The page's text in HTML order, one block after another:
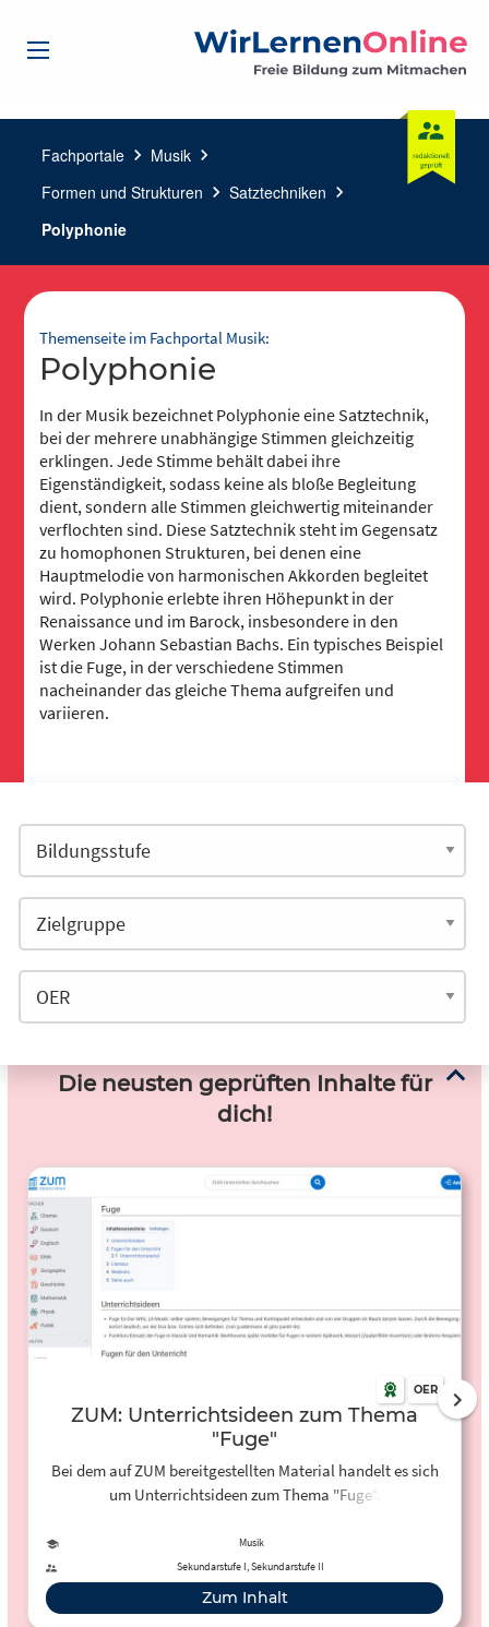
Fachportale chevron_right Musik chevron_right
Formen und Strukturen chevron_right Satztechniken chevron_right
Polyphonie
Themenseite im Fachportal Musik:
Polyphonie
In der Musik bezeichnet Polyphonie eine Satztechnik,
bei der mehrere unabhängige Stimmen gleichzeitig
erklingen. Jede Stimme behält dabei ihre
Eigenständigkeit, sodass keine als bloße Begleitung
dient, sondern alle Stimmen gleichwertig miteinander
verflochten sind. Diese Satztechnik steht im Gegensatz
zu homophonen Strukturen, bei denen eine
Hauptmelodie von harmonischen Akkorden begleitet
wird. Polyphonie erlebte ihren Höhepunkt in der
Renaissance und im Barock, insbesondere in den
Werken Johann Sebastian Bachs. Ein typisches Beispiel
ist die Fuge, in der verschiedene Stimmen
nacheinander das gleiche Thema aufgreifen und
variieren.
Die neusten geprüften Inhalte für
dich!
OER
ZUM: Unterrichtsideen zum Thema
"Fuge"
Bei dem auf ZUM bereitgestellten Material handelt es sich
um Unterrichtsideen zum Thema "Fuge".
Musik
Sekundarstufe I, Sekundarstufe II
Zum Inhalt